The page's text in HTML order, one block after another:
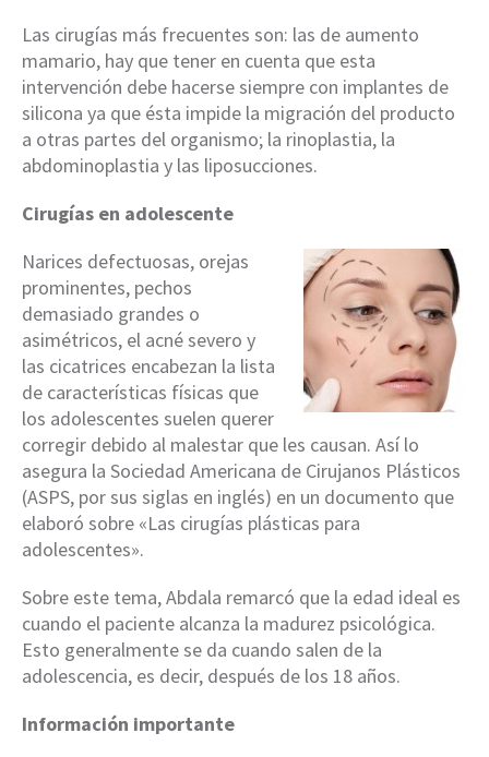
Las cirugías más frecuentes son: las de aumento
mamario, hay que tener en cuenta que esta
intervención debe hacerse siempre con implantes de
silicona ya que ésta impide la migración del producto
a otras partes del organismo; la rinoplastia, la
abdominoplastia y las liposucciones.
Cirugías en adolescente
Narices defectuosas, orejas
prominentes, pechos
demasiado grandes o
asimétricos, el acné severo y
las cicatrices encabezan la lista
de características físicas que
los adolescentes suelen querer
corregir debido al malestar que les causan. Así lo
asegura la Sociedad Americana de Cirujanos Plásticos
(ASPS, por sus siglas en inglés) en un documento que
elaboró sobre «Las cirugías plásticas para
adolescentes».
Sobre este tema, Abdala remarcó que la edad ideal es
cuando el paciente alcanza la madurez psicológica.
Esto generalmente se da cuando salen de la
adolescencia, es decir, después de los 18 años.
Información importante